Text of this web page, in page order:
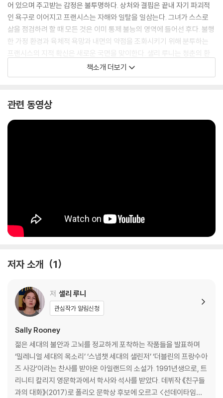
어 있으며 주고받는 감정은 불투명하다. 상처와 결핍은 끝내 자기 파괴적
인 욕구로 이어지고 프랜시스는 자해와 일탈을 일삼는다. 그녀가 스스로
삶을 점검하려 할 때 모든 것은 이미 통제 불능의 영역에 들어선 후다. 불행
한 가정 환경과 육체적 욕망과 내면의 약점을 조화시키기 위해 분투하는
프랜시스의 지적 확신은 새로운 국면을 맞이한다. 샐리 루니는 청춘의 환
락과 위험, 사랑과 우정을 결 그대로 생생하게 그렸다.
- Sarah Jessica Parker (Instagram)
WINNER OF THE SUNDAY TIMES / PFD YOUNG WRITER OF
LONGLISTED FOR THE DESMOND ELLIOTT PRIZE 2018
A SUNDAY TIMES, OBSERVER AND TELEGRAPH BOOK OF T
CENTURY
Frances is twenty-one years old, cool-headed and observan
t. A student in Dublin and an aspiring writer, at night she perfor
ms spoken word with her best friend Bobbi, who used to be h
er girlfriend. When they are interviewed and then befriended b
y Melissa, a well-known journalist who is married to Nick, an ac
tor, they enter a world of beautiful houses, raucous dinner par
ties and holidays in Provence, beginning a complex menage-a
-quatre. But when Frances and Nick get unexpectedly closer,
the sharply witty and emotion-averse Frances is forced to ho
책소개 더보기
관련 동영상
저자 소개 1
저 샐리 루니
관심작가 알림신청
Sally Rooney
젊은 세대의 불안과 고뇌를 정교하게 포착하는 작품들을 발표하며
‘밀레니얼 세대의 목소리’ ‘스냅챗 세대의 샐린저’ ‘더블린의 프랑수아
즈 사강’이라는 찬사를 받아온 아일랜드의 소설가. 1991년생으로, 트
리니티 칼리지 영문학과에서 학사와 석사를 받았다. 데뷔작 《친구들
과의 대화》(2017)로 폴리오 문학상 후보에 오르고 <선데이타임스>